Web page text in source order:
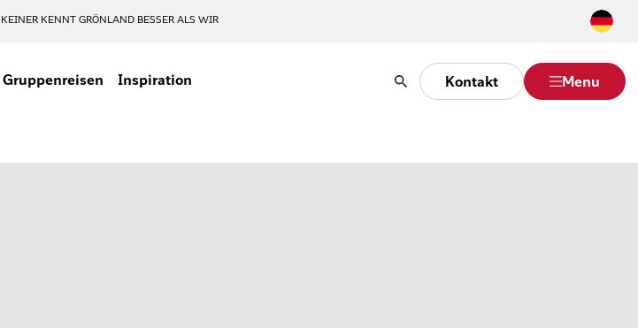
KEINER KENNT GRÖNLAND BESSER ALS WIR
Gruppenreisen Inspiration Suche Kontakt Menu